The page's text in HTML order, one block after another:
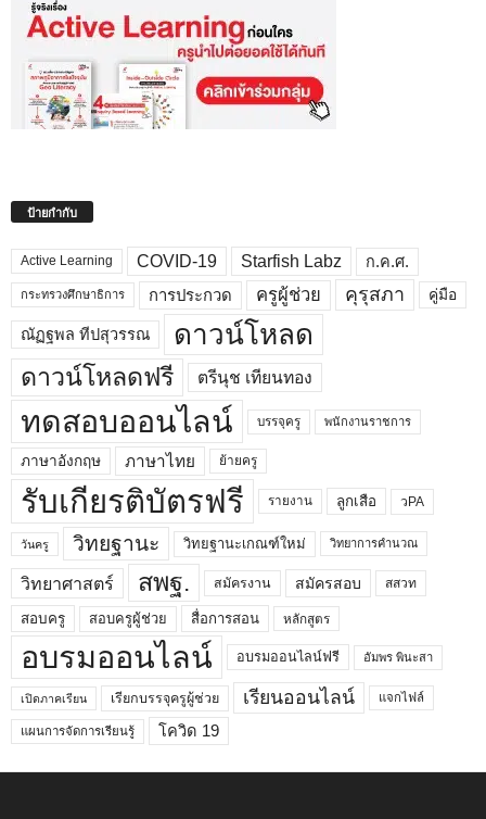
ป้ายกำกับ
Active Learning COVID-19 Starfish Labz ก.ค.ศ.
กระทรวงศึกษาธิการ การประกวด ครูผู้ช่วย คุรุสภา คู่มือ
ณัฏฐพล ทีปสุวรรณ ดาวน์โหลด
ดาวน์โหลดฟรี ตรีนุช เทียนทอง
ทดสอบออนไลน์ บรรจุครู พนักงานราชการ
ภาษาอังกฤษ ภาษาไทย ย้ายครู
รับเกียรติบัตรฟรี รายงาน ลูกเสือ วPA
วันครู วิทยฐานะ วิทยฐานะเกณฑ์ใหม่ วิทยาการคำนวณ
วิทยาศาสตร์ สพฐ. สมัครงาน สมัครสอบ สสวท
สอบครู สอบครูผู้ช่วย สื่อการสอน หลักสูตร
อบรมออนไลน์ อบรมออนไลน์ฟรี อัมพร พินะสา
เปิดภาคเรียน เรียกบรรจุครูผู้ช่วย เรียนออนไลน์ แจกไฟล์
แผนการจัดการเรียนรู้ โควิด 19